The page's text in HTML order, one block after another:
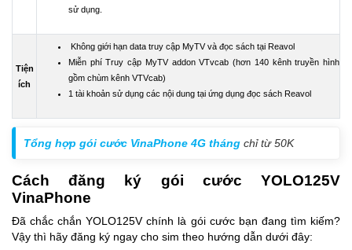
sử dụng.
Tiện
ích
Không giới hạn data truy cập MyTV và đọc sách tại Reavol
Miễn phíTruy cập MyTV addon VTvcab (hơn 140 kênh truyền hình
gồm chùm kênh VTVcab)
1 tài khoản sử dụng các nội dung tại ứng dụng đọc sách Reavol
Tổng hợp gói cước VinaPhone 4G tháng chỉ từ 50K
Cách đăng ký gói cước YOLO125V
VinaPhone
Đã chắc chắn YOLO125V chính là gói cước bạn đang tìm kiếm?
Vậy thì hãy đăng ký ngay cho sim theo hướng dẫn dưới đây: